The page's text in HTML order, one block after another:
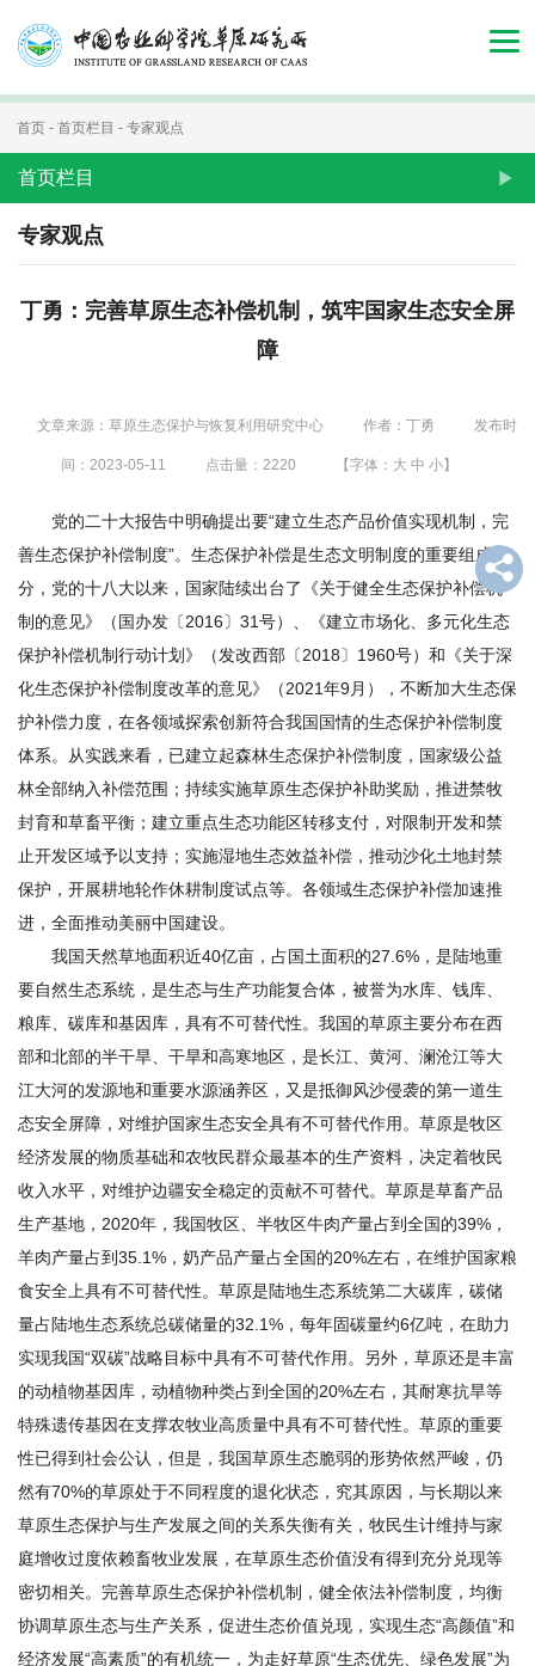
首
织
新
动
人
才
伍
学
研
究
合
研
生
培
养
党
建
设
学
术
期
首页 - 首页栏目 - 专家观点
首页栏目
专家观点
丁勇：完善草原生态补偿机制，筑牢国家生态安全屏
障
文章来源：草原生态保护与恢复利用研究中心 作者：丁勇 发布时
间：2023-05-11 点击量： 2220 【字体： 大 中 小】
党的二十大报告中明确提出要“建立生态产品价值实现机制，完
善生态保护补偿制度”。生态保护补偿是生态文明制度的重要组成部
分，党的十八大以来，国家陆续出台了《关于健全生态保护补偿机
制的意见》（国办发〔2016〕31号）、《建立市场化、多元化生态
保护补偿机制行动计划》（发改西部〔2018〕1960号）和《关于深
化生态保护补偿制度改革的意见》（2021年9月），不断加大生态保
护补偿力度，在各领域探索创新符合我国国情的生态保护补偿制度
体系。从实践来看，已建立起森林生态保护补偿制度，国家级公益
林全部纳入补偿范围；持续实施草原生态保护补助奖励，推进禁牧
封育和草畜平衡；建立重点生态功能区转移支付，对限制开发和禁
止开发区域予以支持；实施湿地生态效益补偿，推动沙化土地封禁
保护，开展耕地轮作休耕制度试点等。各领域生态保护补偿加速推
进，全面推动美丽中国建设。
我国天然草地面积近40亿亩，占国土面积的27.6%，是陆地重
要自然生态系统，是生态与生产功能复合体，被誉为水库、钱库、
粮库、碳库和基因库，具有不可替代性。我国的草原主要分布在西
部和北部的半干旱、干旱和高寒地区，是长江、黄河、澜沧江等大
江大河的发源地和重要水源涵养区，又是抵御风沙侵袭的第一道生
态安全屏障，对维护国家生态安全具有不可替代作用。草原是牧区
经济发展的物质基础和农牧民群众最基本的生产资料，决定着牧民
收入水平，对维护边疆安全稳定的贡献不可替代。草原是草畜产品
生产基地，2020年，我国牧区、半牧区牛肉产量占到全国的39%，
羊肉产量占到35.1%，奶产品产量占全国的20%左右，在维护国家粮
食安全上具有不可替代性。草原是陆地生态系统第二大碳库，碳储
量占陆地生态系统总碳储量的32.1%，每年固碳量约6亿吨，在助力
实现我国“双碳”战略目标中具有不可替代作用。另外，草原还是丰富
的动植物基因库，动植物种类占到全国的20%左右，其耐寒抗旱等
特殊遗传基因在支撑农牧业高质量中具有不可替代性。草原的重要
性已得到社会公认，但是，我国草原生态脆弱的形势依然严峻，仍
然有70%的草原处于不同程度的退化状态，究其原因，与长期以来
草原生态保护与生产发展之间的关系失衡有关，牧民生计维持与家
庭增收过度依赖畜牧业发展，在草原生态价值没有得到充分兑现等
密切相关。完善草原生态保护补偿机制，健全依法补偿制度，均衡
协调草原生态与生产关系，促进生态价值兑现，实现生态“高颜值”和
经济发展“高素质”的有机统一，为走好草原“生态优先、绿色发展”为